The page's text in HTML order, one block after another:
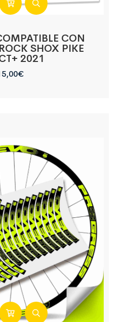
CON
SHOX PIKE
2021
€